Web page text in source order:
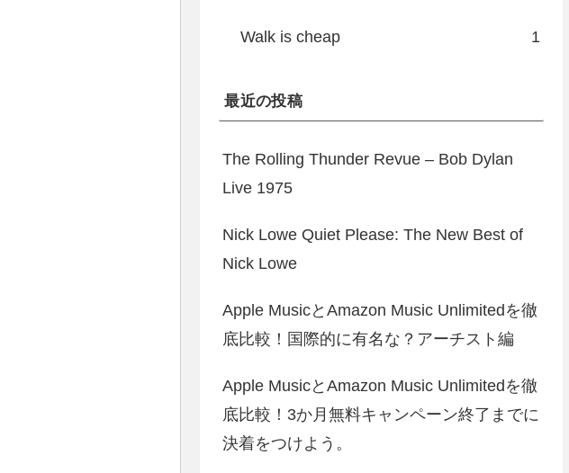
Walk is cheap 1
最近の投稿
The Rolling Thunder Revue – Bob Dylan
Live 1975
Nick Lowe Quiet Please: The New Best of
Nick Lowe
Apple MusicとAmazon Music Unlimitedを徹
底比較！国際的に有名な？アーチスト編
Apple MusicとAmazon Music Unlimitedを徹
底比較！3か月無料キャンペーン終了までに
決着をつけよう。